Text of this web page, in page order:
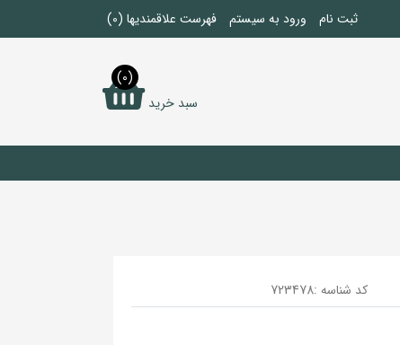
ثبت نام ورود به سیستم فهرست علاقمندیها (0)
سبد خرید
(0)
کد شناسه :723478